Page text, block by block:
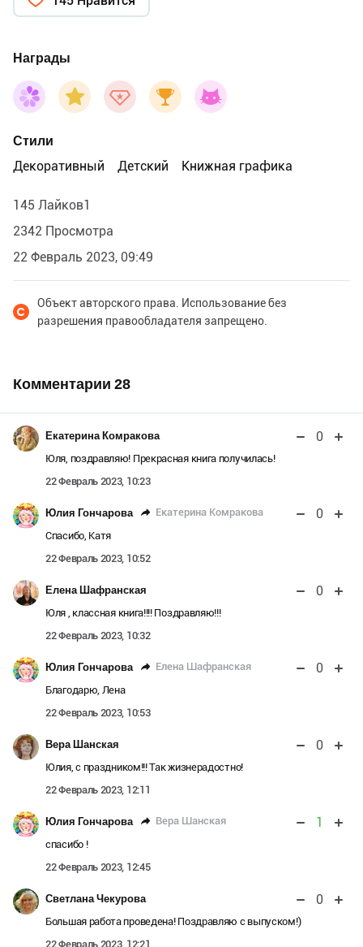
Награды
Стили
Декоративный
Детский Книжная графика
145 Лайков1
2342 Просмотра
22 Февраль 2023, 09:49
Объект авторского права. Использование без
разрешения правообладателя запрещено.
Комментарии 28
Екатерина Комракова 0
Юля, поздравляю! Прекрасная книга получилась!
22 Февраль 2023, 10:23
Юлия Гончарова Екатерина Комракова 0
Спасибо, Катя
22 Февраль 2023, 10:52
Елена Шафранская 0
Юля , классная книга!!!! Поздравляю!!!
22 Февраль 2023, 10:32
Юлия Гончарова Елена Шафранская 0
Благодарю, Лена
22 Февраль 2023, 10:53
Вера Шанская 0
Юлия, с праздником!!! Так жизнерадостно!
22 Февраль 2023, 12:11
Юлия Гончарова Вера Шанская 1
спасибо !
22 Февраль 2023, 12:45
Светлана Чекурова 0
Большая работа проведена! Поздравляю с выпуском!)
22 Февраль 2023, 12:21